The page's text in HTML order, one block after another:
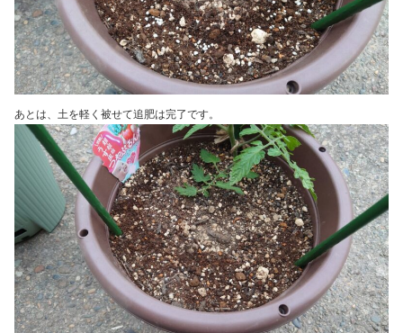
あとは、土を軽く被せて追肥は完了です。